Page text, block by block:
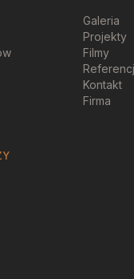
Galeria
Projekty
Filmy
Kontakt
Firma